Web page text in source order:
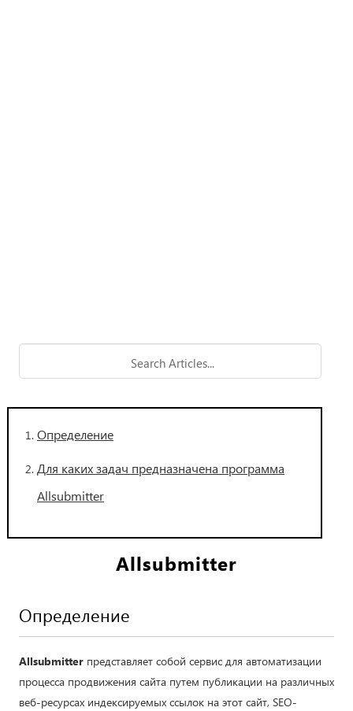
Определение
Для каких задач предназначена программа
Allsubmitter
Allsubmitter
Определение
Allsubmitter представляет собой сервис для автоматизации
процесса продвижения сайта путем публикации на различных
веб-ресурсах индексируемых ссылок на этот сайт, SEO-